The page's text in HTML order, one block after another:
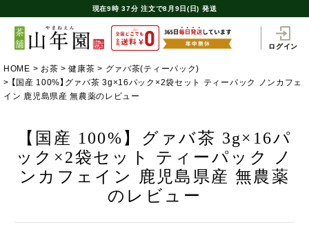
現在9時 37分 注文で8月9日(日) 発送
ログイン
HOME お茶 健康茶
グァバ茶(ティーパック)
【国産 100%】グァバ茶 3g×16パック×2袋セット ティーパック ノンカフェ
イン 鹿児島県産 無農薬のレビュー
【国産 100%】グァバ茶 3g×16パ
ック×2袋セット ティーパック ノ
ンカフェイン 鹿児島県産 無農薬
のレビュー